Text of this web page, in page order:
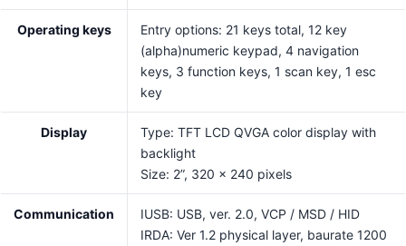
Operating keys
Entry options: 21 keys total, 12 key
(alpha)numeric keypad, 4 navigation
keys, 3 function keys, 1 scan key, 1 esc
key
Display
Type: TFT LCD QVGA color display with
backlight
Size: 2”, 320 x 240 pixels
Communication
IUSB: USB, ver. 2.0, VCP / MSD / HID
IRDA: Ver 1.2 physical layer, baurate 1200